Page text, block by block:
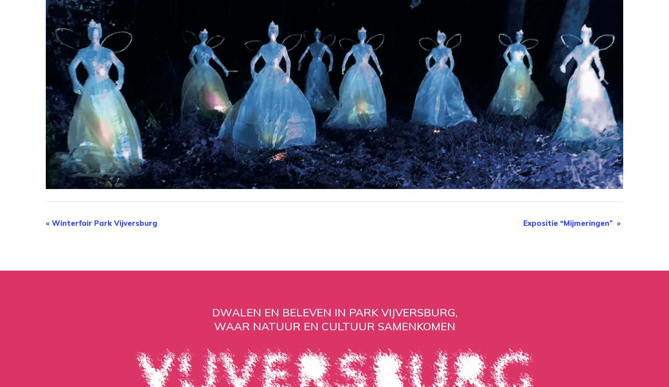
EVENEMENT
« Winterfair Park Vijversburg Expositie “Mijmeringen” »
DWALEN EN BELEVEN IN PARK VIJVERSBURG,
WAAR NATUUR EN CULTUUR SAMENKOMEN